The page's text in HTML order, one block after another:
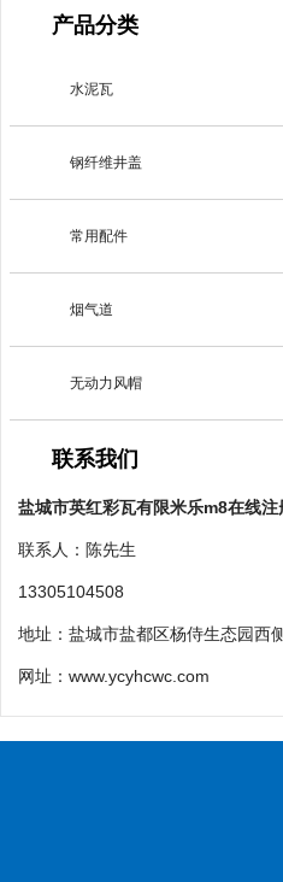
产品分类
水泥瓦
钢纤维井盖
常用配件
烟气道
无动力风帽
联系我们
盐城市英红彩瓦有限米乐m8在线注
联系人：陈先生
13305104508
地址：盐城市盐都区杨侍生态园西侧
网址： www.ycyhcwc.com